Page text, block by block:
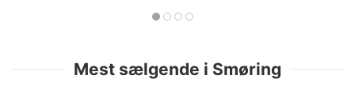
Mest sælgende i Smøring